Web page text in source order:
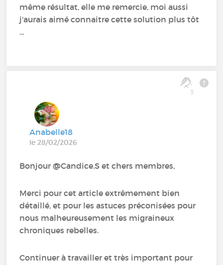
même résultat, elle me remercie, moi aussi
j'aurais aimé connaitre cette solution plus tôt
...
3
Anabelle18
le 28/02/2026
Bonjour @Candice.S et chers membres,
Merci pour cet article extrêmement bien
détaillé, et pour les astuces préconisées pour
nous malheureusement les migraineux
chroniques rebelles.
Continuer à travailler et très important pour